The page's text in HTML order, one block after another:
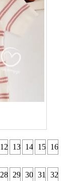
12 13 14 15 16
28 29 30 31 32